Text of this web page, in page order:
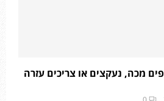
מכה, נעקצים או צריכים עזרה